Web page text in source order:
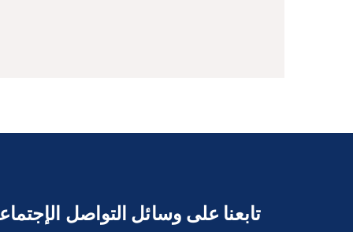
تابعنا على وسائل التواصل